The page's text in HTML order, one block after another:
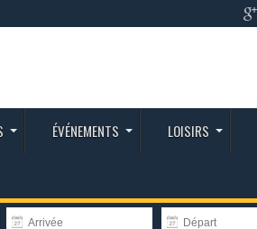
ÉVÉNEMENTS LOISIRS